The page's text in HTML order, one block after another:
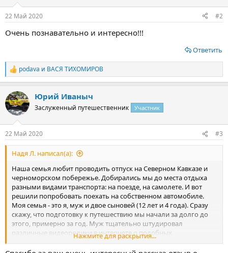
22 Май 2020 #2
Очень познавательно и интересно!!!
Ответить
Р
е
к
ц
и
podava и ВАСЯ ТИХОМИРОВ
Юрий Иваныч
Заслуженный путешественник Участник
22 Май 2020 #3
Надя Л. написал(а):
Наша семья любит проводить отпуск на Северном Кавказе и
черноморском побережье. Добирались мы до места отдыха
разными видами транспорта: на поезде, на самолете. И вот
решили попробовать поехать на собственном автомобиле.
Моя семья - это я, муж и двое сыновей (12 лет и 4 года). Сразу
скажу, что подготовку к путешествию мы начали за долго до
этого, примерно за год. Муж тщательно штудировал
различные видеоролики в интернете о подобных
путешествиях, чтобы знать, что нас ожидает. К моменту
поездки он уже мысленно знал, где примерно и в каких отелях
Нажмите для раскрытия...